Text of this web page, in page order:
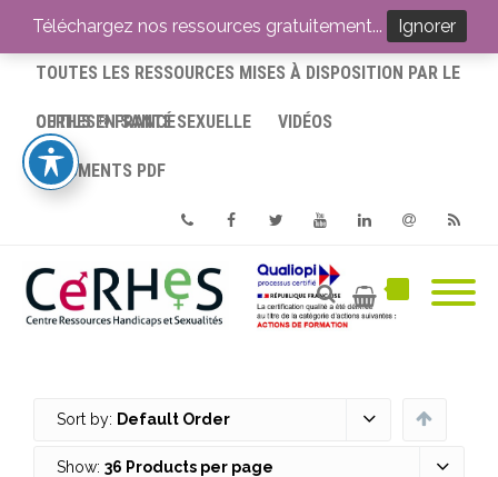
ACCUEIL
TOUTES LES RESSOURCES MISES À DISPOSITION PAR LE
CERHES® FRANCE
OUTILS EN SANTÉ SEXUELLE VIDÉOS
DOCUMENTS PDF
PhoneFacebookTwitterYoutube
Sort by: Default Order
Show: 36 Products per page
Téléchargez nos ressources gratuitement... Ignorer